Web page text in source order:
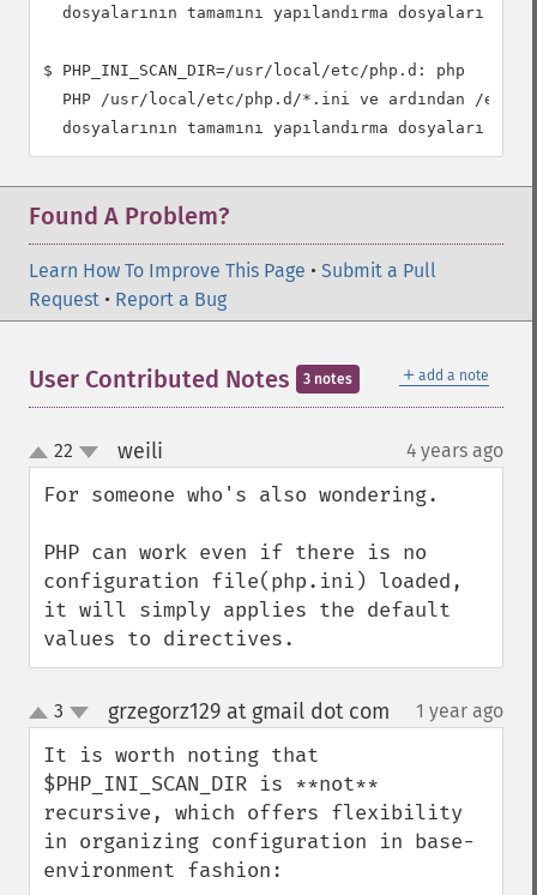
dosyalarının tamamını yapılandırma dosyaları
$ PHP_INI_SCAN_DIR=/usr/local/etc/php.d: php
PHP /usr/local/etc/php.d/*.ini ve ardından /etc/
Found A Problem?
Learn How To Improve This Page • Submit a Pull
Request • Report a Bug
＋ add a note
User Contributed Notes 3 notes
up
down
22 weili 4 years ago
For someone who's also wondering.
PHP can work even if there is no
configuration file(php.ini) loaded,
it will simply applies the default
values to directives.
up
down
3 grzegorz129 at gmail dot com 1 year ago
It is worth noting that
$PHP_INI_SCAN_DIR is **not**
recursive, which offers flexibility
in organizing configuration in base-
environment fashion: